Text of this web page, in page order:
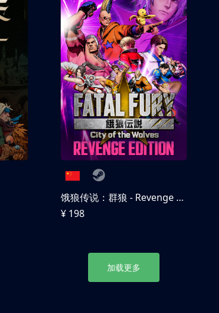
饿狼传说：群狼 - Revenge Edition
¥ 198
加载更多